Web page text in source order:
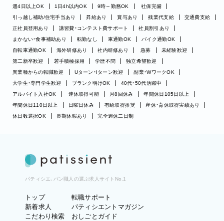
週4日以上OK
1日4h以内OK 9時～勤務OK
社保完備
引っ越し補助/住宅手当あり
昇給あり 賞与あり 残業代支給
交通費支給
正社員登用あり
講習費・コンテスト費サポート
社員割引あり
まかない・食事補助あり
転勤なし 車通勤OK
バイク通勤OK
自転車通勤OK
海外研修あり 社内研修あり 急募
未経験歓迎
第二新卒歓迎
若手積極採用 学歴不問
独立希望歓迎
異業種からの転職歓迎
Uターン・Iターン歓迎
副業・WワークOK
大学生・専門学生歓迎
ブランク明けOK
40代・50代活躍中
アルバイト入社OK
連休取得可能 月8回休み
年間休日105日以上
年間休日110日以上
日曜日休み 有給取得推奨
産休・育休取得実績あり
休日数選択OK
長期休暇あり 完全週休二日制
パティシエ、パン職人の選ぶ求人サイトNo.1
トップ
新着求人
こだわり検索
転職サポート
パティシエントマガジン
おしごとガイド